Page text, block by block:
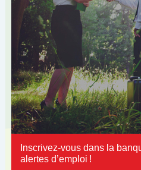
Inscrivez-vous dans la
alertes d’emploi !